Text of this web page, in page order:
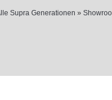
Supra Generationen »